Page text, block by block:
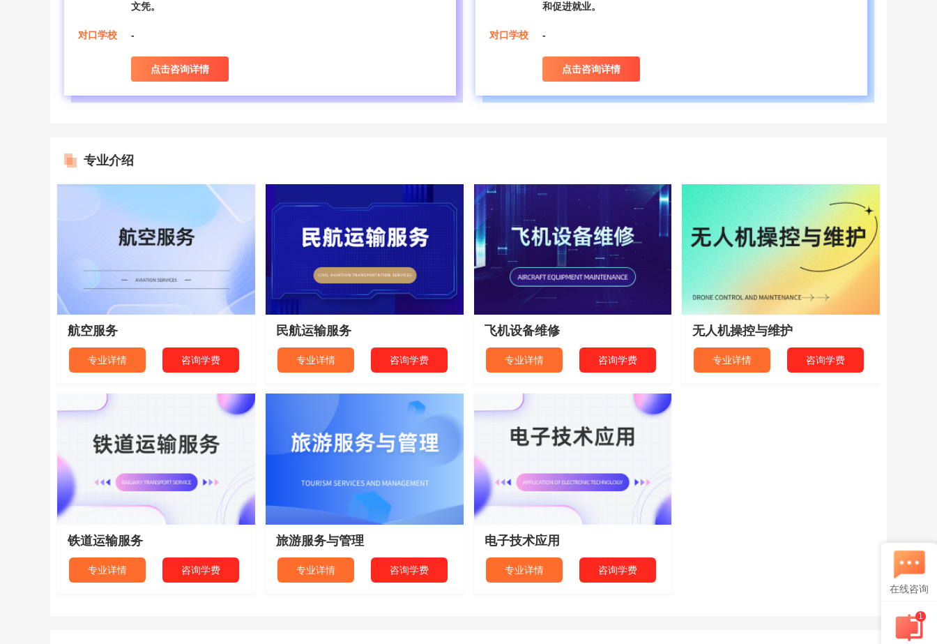
文凭。
对口学校 -
点击咨询详情
和促进就业。
对口学校 -
点击咨询详情
专业介绍
航空服务
专业详情 咨询学费
民航运输服务
专业详情 咨询学费
飞机设备维修
专业详情 咨询学费
无人机操控与维护
专业详情 咨询学费
铁道运输服务
专业详情 咨询学费
旅游服务与管理
专业详情 咨询学费
电子技术应用
专业详情 咨询学费
在线咨询
1